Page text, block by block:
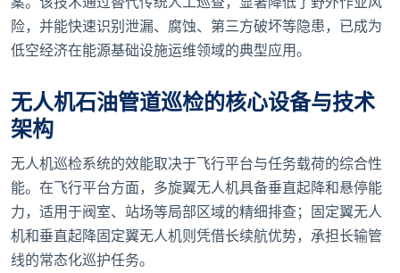
险，并能快速识别泄漏、腐蚀、第三方破坏等隐患，已成为
低空经济在能源基础设施运维领域的典型应用。
无人机石油管道巡检的核心设备与技术
架构
无人机巡检系统的效能取决于飞行平台与任务载荷的综合性
能。在飞行平台方面，多旋翼无人机具备垂直起降和悬停能
力，适用于阀室、站场等局部区域的精细排查；固定翼无人
机和垂直起降固定翼无人机则凭借长续航优势，承担长输管
线的常态化巡护任务。